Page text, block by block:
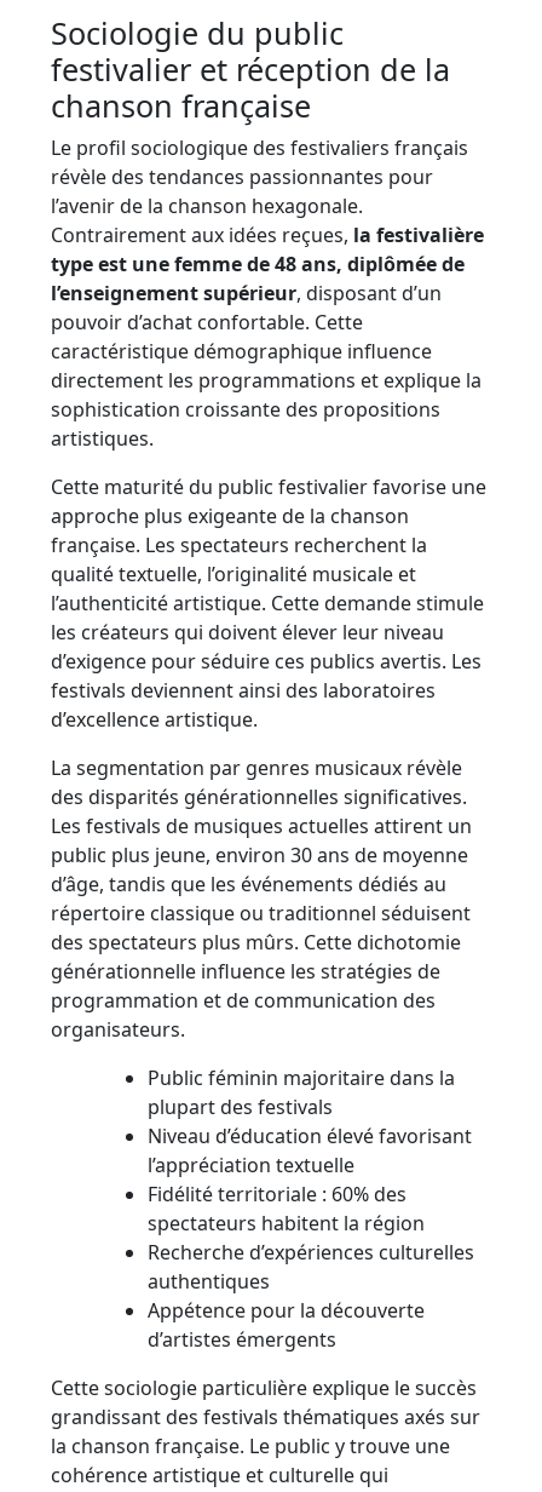
Sociologie du public
festivalier et réception de la
chanson française
Le profil sociologique des festivaliers français
révèle des tendances passionnantes pour
l’avenir de la chanson hexagonale.
Contrairement aux idées reçues, la festivalière
type est une femme de 48 ans, diplômée de
l’enseignement supérieur, disposant d’un
pouvoir d’achat confortable. Cette
caractéristique démographique influence
directement les programmations et explique la
sophistication croissante des propositions
artistiques.
Cette maturité du public festivalier favorise une
approche plus exigeante de la chanson
française. Les spectateurs recherchent la
qualité textuelle, l’originalité musicale et
l’authenticité artistique. Cette demande stimule
les créateurs qui doivent élever leur niveau
d’exigence pour séduire ces publics avertis. Les
festivals deviennent ainsi des laboratoires
d’excellence artistique.
La segmentation par genres musicaux révèle
des disparités générationnelles significatives.
Les festivals de musiques actuelles attirent un
public plus jeune, environ 30 ans de moyenne
d’âge, tandis que les événements dédiés au
répertoire classique ou traditionnel séduisent
des spectateurs plus mûrs. Cette dichotomie
générationnelle influence les stratégies de
programmation et de communication des
organisateurs.
Public féminin majoritaire dans la
plupart des festivals
Niveau d’éducation élevé favorisant
l’appréciation textuelle
Fidélité territoriale : 60% des
spectateurs habitent la région
Recherche d’expériences culturelles
authentiques
Appétence pour la découverte
d’artistes émergents
Cette sociologie particulière explique le succès
grandissant des festivals thématiques axés sur
la chanson française. Le public y trouve une
cohérence artistique et culturelle qui